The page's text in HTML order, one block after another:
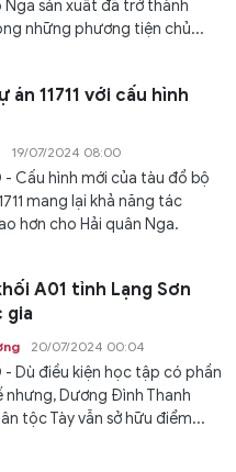
Nga sản xuất đã trở thành
những phương tiện chủ...
11711 với cấu hình
19/07/2024 08:00
- Cấu hình mới của tàu đổ bộ
mang lại khả năng tác
hơn cho Hải quân Nga.
A01 tỉnh Lạng Sơn
gia
20/07/2024 00:04
- Dù điều kiện học tập có phần
nhưng, Dương Đình Thanh
tộc Tày vẫn sở hữu điểm...